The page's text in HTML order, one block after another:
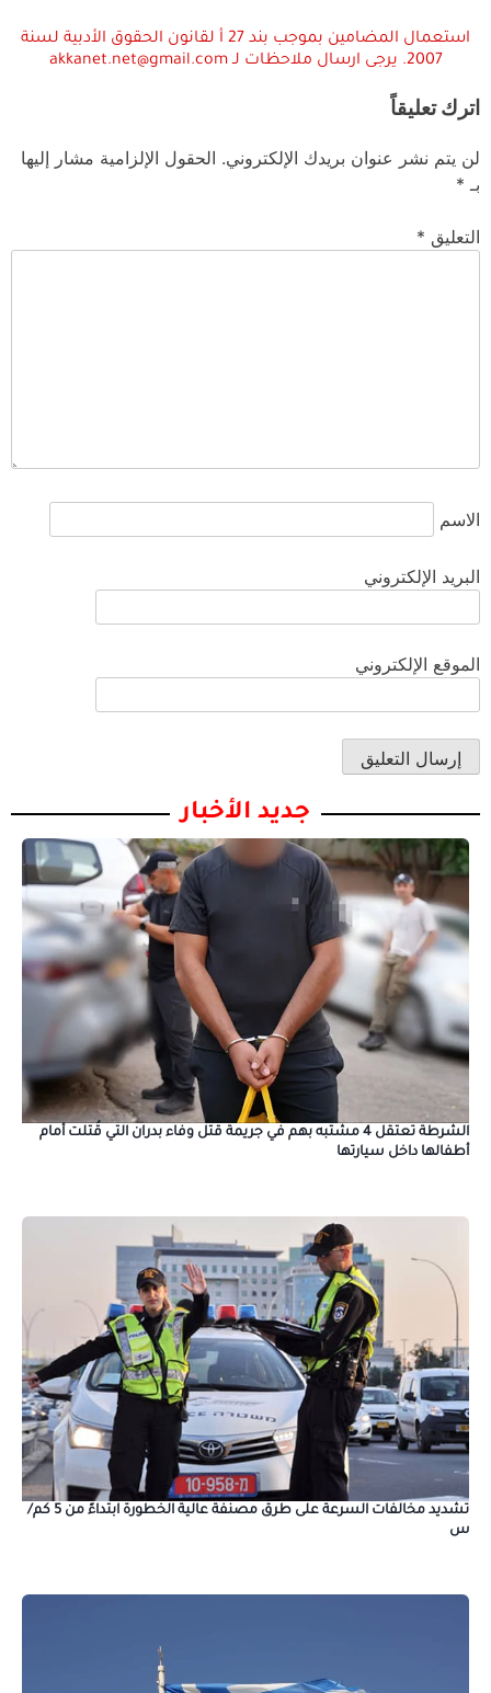
استعمال المضامين بموجب بند 27 أ لقانون الحقوق الأدبية لسنة
2007. يرجى ارسال ملاحظات لـ akkanet.net@gmail.com
اترك تعليقاً
لن يتم نشر عنوان بريدك الإلكتروني. الحقول الإلزامية مشار إليها
بـ *
التعليق *
الاسم
البريد الإلكتروني
الموقع الإلكتروني
جديد الأخبار
الشرطة تعتقل 4 مشتبه بهم في جريمة قتل وفاء بدران التي قُتلت أمام
أطفالها داخل سيارتها
تشديد مخالفات السرعة على طرق مصنفة عالية الخطورة ابتداءً من 5 كم/
س